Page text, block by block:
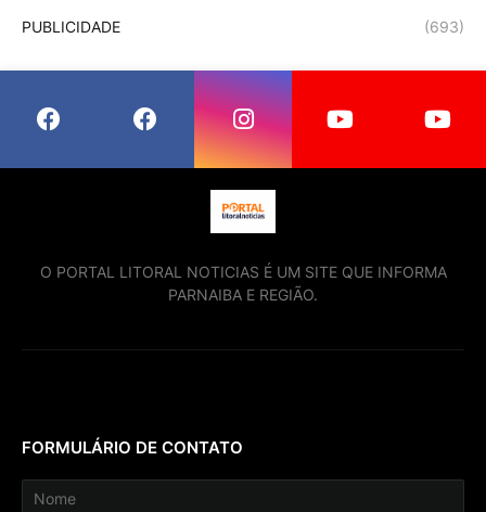
PUBLICIDADE (693)
O PORTAL LITORAL NOTICIAS É UM SITE QUE INFORMA
PARNAIBA E REGIÃO.
FORMULÁRIO DE CONTATO